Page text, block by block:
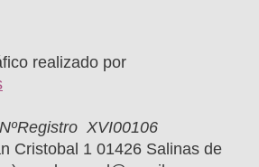
realizado por
XVI00106
1 01426 Salinas de